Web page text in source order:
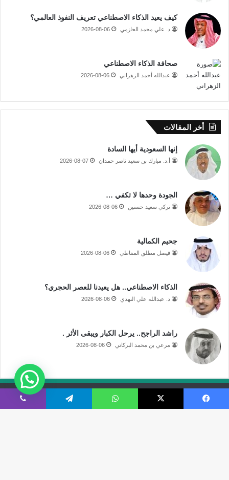
كيف يعيد الذكاء الاصطناعي تعريف النفوذ العالمي؟
د. علي محمد الحازمي 2026-08-06
صحافة الذكاء الاصطناعي
عبدالله أحمد الزهراني 2026-08-06
أخر المقالات
إنها السعودية أيها السادة
أ.د. مبارك بن سعيد ناصر حمدان 2026-08-07
الجودة وحدها لا تكفي …
تركي سعيد حسنين 2026-08-06
جحيم الكمالية
فيصل مطلق المقاطي 2026-08-06
الذكاء الاصطناعي.. هل يعيدنا للعصر الحجري؟
د. عبدالله علي النهدي 2026-08-06
راشد الراجح.. يرحل الكبار ويبقى الأثر .
مرعي بن محمد البركاتي 2026-08-06
جميع الحقوق محفوظة لموقع صحيفة مكة الإلكترونية
فيسبوك ‫X واتساب تيلقرام ڤايبر